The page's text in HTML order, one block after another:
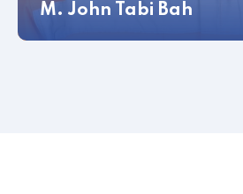
M. John Tabi Bah